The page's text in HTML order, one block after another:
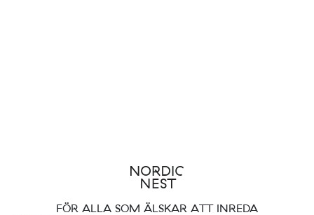
FÖR ALLA SOM ÄLSKAR ATT INREDA